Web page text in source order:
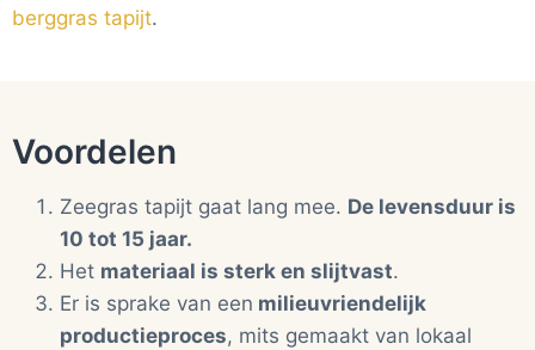
berggras tapijt.
Voordelen
Zeegras tapijt gaat lang mee. De levensduur is
10 tot 15 jaar.
Het materiaal is sterk en slijtvast.
Er is sprake van een milieuvriendelijk
productieproces, mits gemaakt van lokaal